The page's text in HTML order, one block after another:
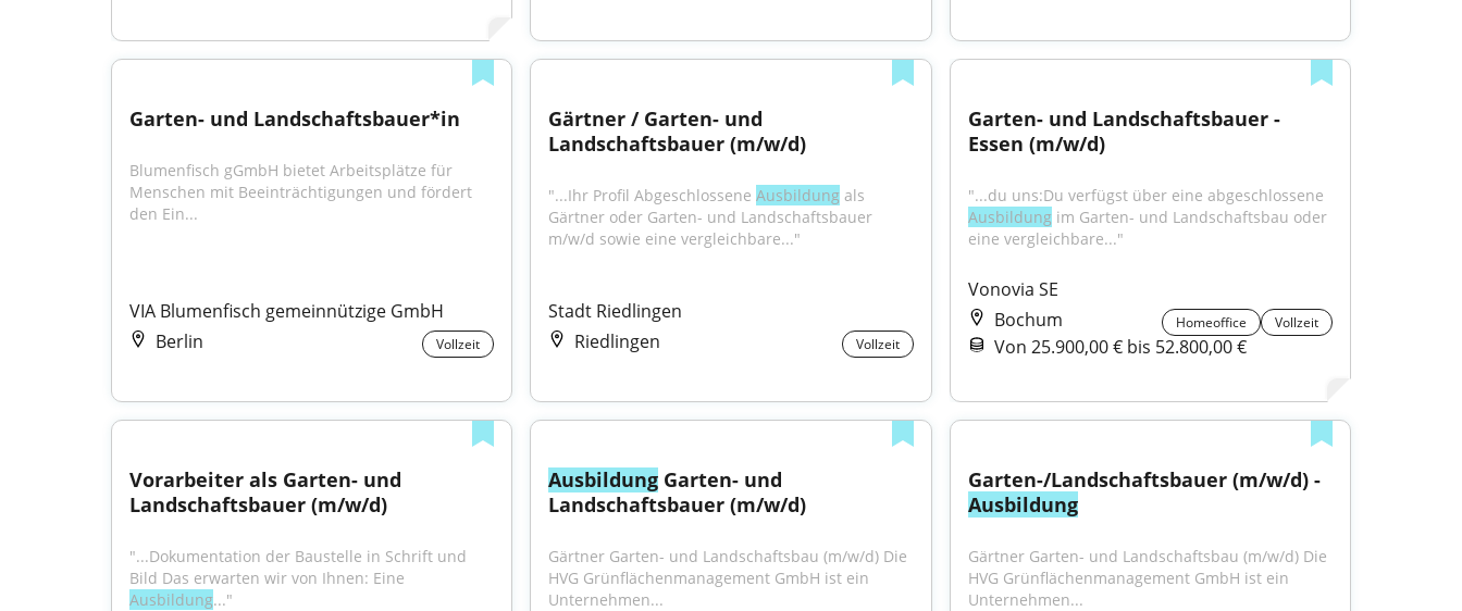
Garten- und Landschaftsbauer*in
Blumenfisch gGmbH bietet Arbeitsplätze für
Menschen mit Beeinträchtigungen und fördert
den Ein...
VIA Blumenfisch gemeinnützige GmbH
Berlin
Vollzeit
Gärtner / Garten- und
Landschaftsbauer (m/w/d)
"...Ihr Profil Abgeschlossene Ausbildung als
Gärtner oder Garten- und Landschaftsbauer
m/w/d sowie eine vergleichbare..."
Stadt Riedlingen
Riedlingen
Vollzeit
Garten- und Landschaftsbauer -
Essen (m/w/d)
Ausbildung im Garten- und Landschaftsbau oder
eine vergleichbare..."
Vonovia SE
Bochum
Homeoffice Vollzeit
Von 25.900,00 € bis 52.800,00 €
Vorarbeiter als Garten- und
Landschaftsbauer (m/w/d)
"...Dokumentation der Baustelle in Schrift und
Ausbildung..."
Ausbildung Garten- und
Landschaftsbauer (m/w/d)
Gärtner Garten- und Landschaftsbau (m/w/d) Die
HVG Grünflächenmanagement GmbH ist ein
Unternehmen...
Garten-/Landschaftsbauer (m/w/d) -
Ausbildung
Gärtner Garten- und Landschaftsbau (m/w/d) Die
HVG Grünflächenmanagement GmbH ist ein
Unternehmen...